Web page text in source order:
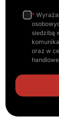
*
siedzibą
oraz w